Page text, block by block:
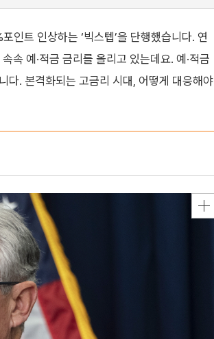
인트 인상하는 ‘빅스텝’을 단행했습니다. 연
예·적금 금리를 올리고 있는데요. 예·적금
다. 본격화되는 고금리 시대, 어떻게 대응해야